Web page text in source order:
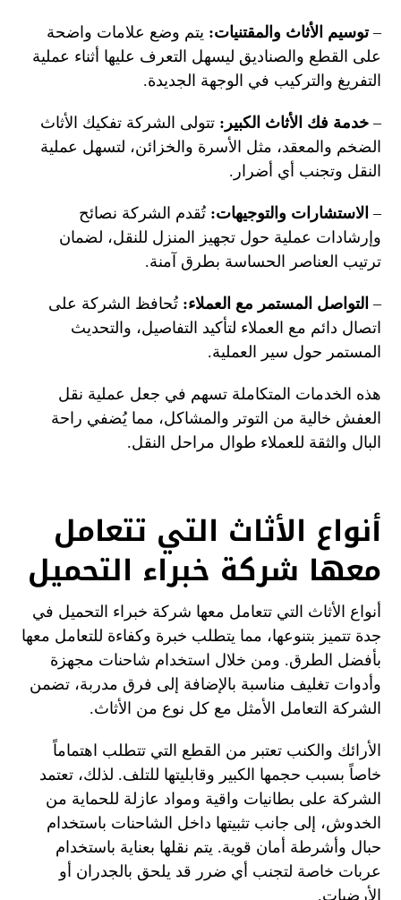
–توسيم الأثاث والمقتنيات: يتم وضع علامات واضحة
على القطع والصناديق ليسهل التعرف عليها أثناء عملية
التفريغ والتركيب في الوجهة الجديدة.
–خدمة فك الأثاث الكبير: تتولى الشركة تفكيك الأثاث
الضخم والمعقد، مثل الأسرة والخزائن، لتسهل عملية
النقل وتجنب أي أضرار.
–الاستشارات والتوجيهات: تُقدم الشركة نصائح
وإرشادات عملية حول تجهيز المنزل للنقل، لضمان
ترتيب العناصر الحساسة بطرق آمنة.
– التواصل المستمر مع العملاء: تُحافظ الشركة على
اتصال دائم مع العملاء لتأكيد التفاصيل، والتحديث
المستمر حول سير العملية.
هذه الخدمات المتكاملة تسهم في جعل عملية نقل
العفش خالية من التوتر والمشاكل، مما يُضفي راحة
البال والثقة للعملاء طوال مراحل النقل.
أنواع الأثاث التي تتعامل
معها شركة خبراء التحميل
أنواع الأثاث التي تتعامل معها شركة خبراء التحميل في
جدة تتميز بتنوعها، مما يتطلب خبرة وكفاءة للتعامل معها
بأفضل الطرق. ومن خلال استخدام شاحنات مجهزة
وأدوات تغليف مناسبة بالإضافة إلى فرق مدربة، تضمن
الشركة التعامل الأمثل مع كل نوع من الأثاث.
الأرائك والكنب تعتبر من القطع التي تتطلب اهتماماً
خاصاً بسبب حجمها الكبير وقابليتها للتلف. لذلك، تعتمد
الشركة على بطانيات واقية ومواد عازلة للحماية من
الخدوش، إلى جانب تثبيتها داخل الشاحنات باستخدام
حبال وأشرطة أمان قوية. يتم نقلها بعناية باستخدام
عربات خاصة لتجنب أي ضرر قد يلحق بالجدران أو
الأرضيات.